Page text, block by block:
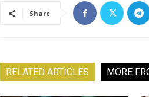
Share
RELATED ARTICLES MORE